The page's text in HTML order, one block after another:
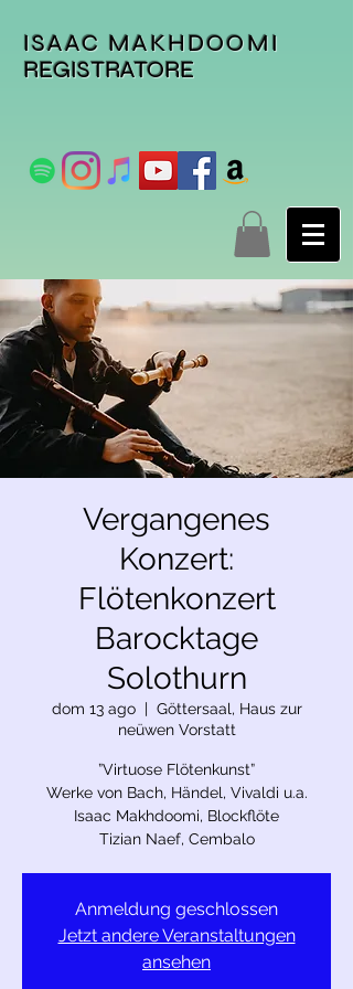
ISAAC MAKHDOOMI
REGISTRATORE
Vergangenes
Konzert:
Flötenkonzert
Barocktage
Solothurn
dom 13 ago
  |
Göttersaal, Haus zur
neüwen Vorstatt
”Virtuose Flötenkunst”
Werke von Bach, Händel, Vivaldi u.a.
Isaac Makhdoomi, Blockflöte
Tizian Naef, Cembalo
Anmeldung geschlossen
Jetzt andere Veranstaltungen
ansehen